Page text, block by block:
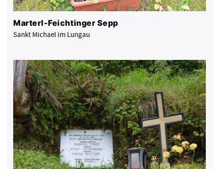
Marterl-Feichtinger Sepp
Sankt Michael im Lungau